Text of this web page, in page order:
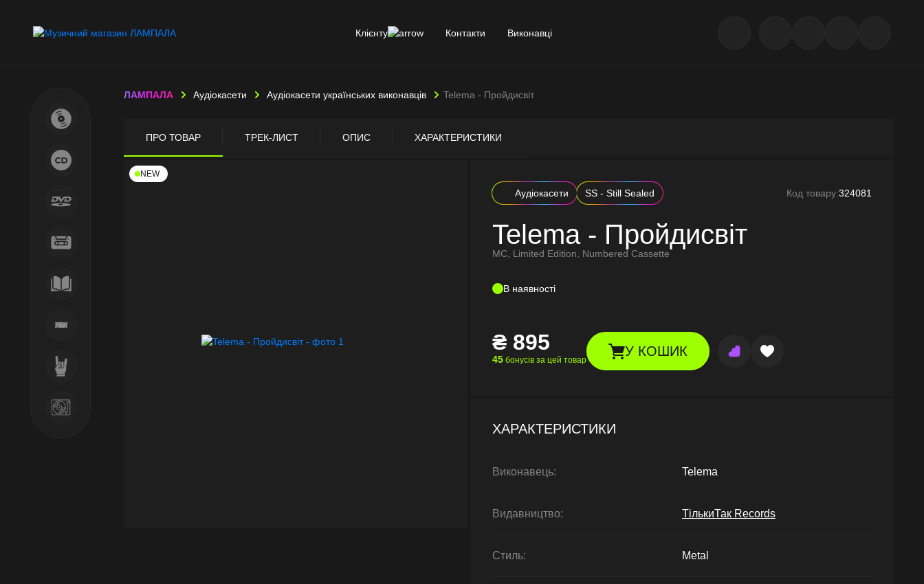
Клієнту Контакти Виконавці
ЛАМПАЛА Аудіокасети Аудіокасети українських виконавців Telema - Пройдисвіт
ПРО ТОВАР ТРЕК-ЛИСТ ОПИС ХАРАКТЕРИСТИКИ
NEW
Аудіокасети SS - Still Sealed Код товару:324081
Telema - Пройдисвіт
MC, Limited Edition, Numbered Cassette
В наявності
₴ 895
45 бонусів за цей товар
У КОШИК
ХАРАКТЕРИСТИКИ
Виконавець: Telema
Видавництво: ТількиТак Records
Стиль: Metal